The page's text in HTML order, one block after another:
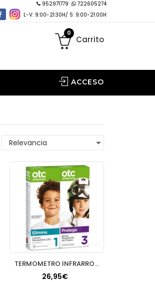
952971779
722605274
L-V: 9:00-21:30H/ S: 9:00-21:00H
0
Carrito
ACCESO
TERMOMETRO INFRARROJOS DE FRENTE SIN CONTACTO
26,95€